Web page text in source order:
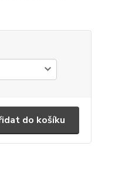
do košíku